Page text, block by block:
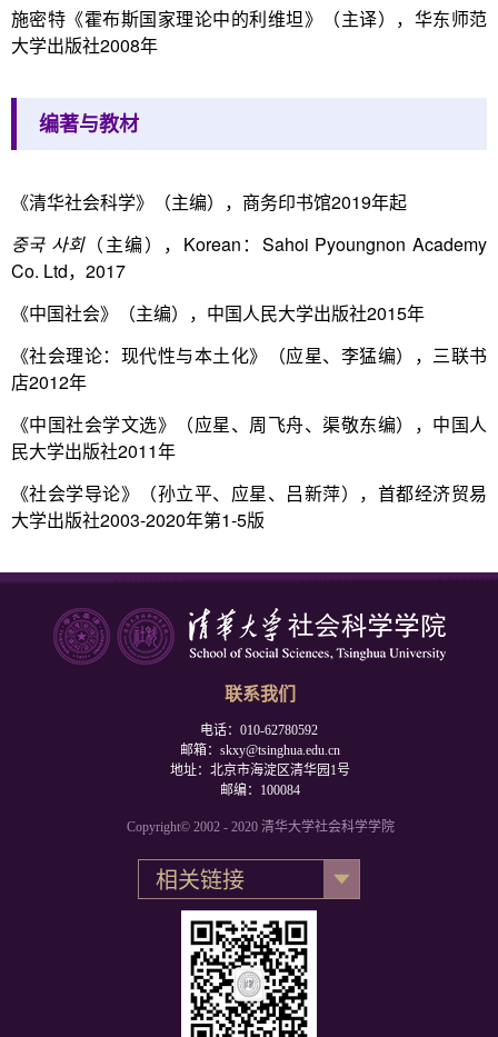
施密特《霍布斯国家理论中的利维坦》（主译），华东师范
大学出版社2008年
编著与教材
《清华社会科学》（主编），商务印书馆2019年起
중국 사회（主编），Korean：Sahoi Pyoungnon Academy
Co. Ltd，2017
《中国社会》（主编），中国人民大学出版社2015年
《社会理论：现代性与本土化》（应星、李猛编），三联书
店2012年
《中国社会学文选》（应星、周飞舟、渠敬东编），中国人
民大学出版社2011年
《社会学导论》（孙立平、应星、吕新萍），首都经济贸易
大学出版社2003-2020年第1-5版
联系我们
电话：010-62780592
邮箱：skxy@tsinghua.edu.cn
地址：北京市海淀区清华园1号
邮编：100084
Copyright© 2002 - 2020 清华大学社会科学学院